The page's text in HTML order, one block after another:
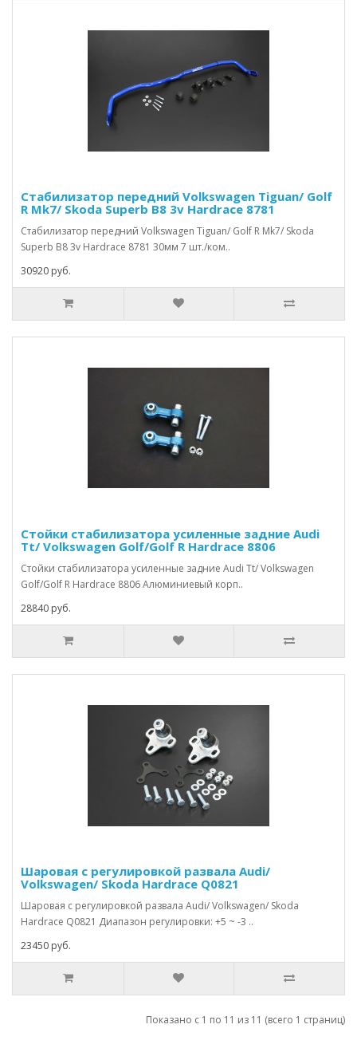
Стабилизатор передний Volkswagen Tiguan/ Golf
R Mk7/ Skoda Superb B8 3v Hardrace 8781
Стабилизатор передний Volkswagen Tiguan/ Golf R Mk7/ Skoda
Superb B8 3v Hardrace 8781 30мм 7 шт./ком..
30920 руб.
Стойки стабилизатора усиленные задние Audi
Tt/ Volkswagen Golf/Golf R Hardrace 8806
Стойки стабилизатора усиленные задние Audi Tt/ Volkswagen
Golf/Golf R Hardrace 8806 Алюминиевый корп..
28840 руб.
Шаровая с регулировкой развала Audi/
Volkswagen/ Skoda Hardrace Q0821
Шаровая с регулировкой развала Audi/ Volkswagen/ Skoda
Hardrace Q0821 Диапазон регулировки: +5 ~ -3 ..
23450 руб.
Показано с 1 по 11 из 11 (всего 1 страниц)